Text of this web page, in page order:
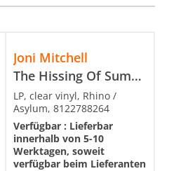
Joni Mitchell
The Hissing Of Summer Lawns
LP, clear vinyl, Rhino /
Asylum, 8122788264
Verfügbar : Lieferbar
innerhalb von 5-10
Werktagen, soweit
verfügbar beim Lieferanten